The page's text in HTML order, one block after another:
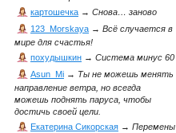
картошечка → Снова… заново
123_Morskaya → Всё случается в
мире для счастья!
похудышкин → Система минус 60
Asun_Mi → Ты не можешь менять
направление ветра, но всегда
можешь поднять паруса, чтобы
достичь своей цели.
Екатерина Сикорская → Перемены